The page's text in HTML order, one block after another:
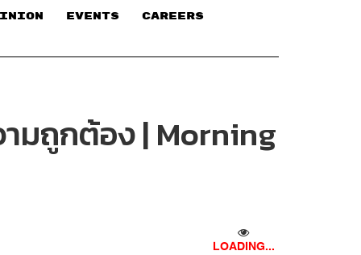
EVENTS CAREERS
มถูกต้อง | Morning
LOADING...